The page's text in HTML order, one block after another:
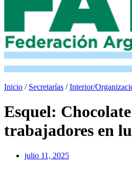
Inicio / Secretarías /Interior/
Esquel:
trabajadores en
julio 11, 2025